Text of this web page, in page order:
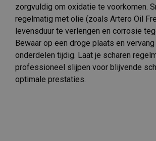
zorgvuldig om oxidatie te voorkomen.
regelmatig met olie (zoals Artero Oil
levensduur te verlengen en corrosie
Bewaar op een droge plaats en
onderdelen tijdig. Laat je scharen
professioneel slijpen voor blijvende
optimale prestaties.